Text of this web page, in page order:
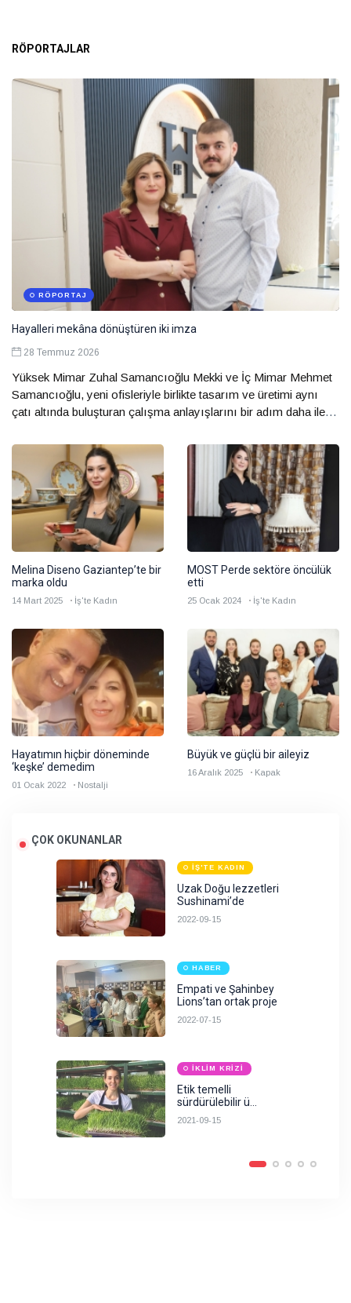
RÖPORTAJLAR
RÖPORTAJ
Hayalleri mekâna dönüştüren iki imza
28 Temmuz 2026
Yüksek Mimar Zuhal Samancıoğlu Mekki ve İç Mimar Mehmet
Samancıoğlu, yeni ofisleriyle birlikte tasarım ve üretimi aynı
çatı altında buluşturan çalışma anlayışlarını bir adım daha ileri
üretimi bir araya getiren kardeşler, projelerini ve sektöre bakış
açılarını anlattı.
Melina Diseno Gaziantep’te bir
marka oldu
14 Mart 2025 İş'te Kadın
MOST Perde sektöre öncülük
etti
25 Ocak 2024 İş'te Kadın
Hayatımın hiçbir döneminde
‘keşke’ demedim
01 Ocak 2022 Nostalji
Büyük ve güçlü bir aileyiz
16 Aralık 2025 Kapak
ÇOK OKUNANLAR
İŞ'TE KADIN
Uzak Doğu lezzetleri
Sushinami’de
2022-09-15
HABER
Empati ve Şahinbey
Lions’tan ortak proje
2022-07-15
İKLIM KRIZI
Etik temelli
sürdürülebilir ü...
2021-09-15